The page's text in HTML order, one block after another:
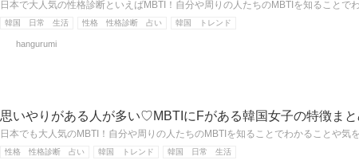
日本で大人気の性格診断といえばMBTI！自分や周りの人たちのMBTIを知ること
韓国 日常 生活 性格 性格診断 占い 韓国 トレンド
hangurumi
思いやりがある人が多い♡MBTIにFがある韓国女子の特徴まと
日本でも大人気のMBTI！自分や周りの人たちのMBTIを知ることでわかることや
性格 性格診断 占い 韓国 トレンド 韓国 日常 生活